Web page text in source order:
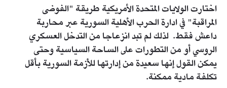
اختارت الولايات المتحدة الأمريكية طريقة "الفوضى
المراقبة" في ادارة الحرب الأهلية السورية عبر محاربة
داعش فقط. لذلك لم تبد انزعاجا من التدخل العسكري
الروسي أو من التطورات على الساحة السياسية وحتى
يمكن القول إنها سعيدة من إدارتها للأزمة السورية بأقل
تكلفة مادية ممكنة.